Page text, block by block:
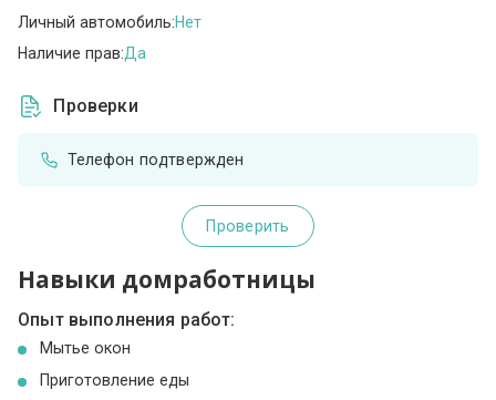
Личный автомобиль:Нет
Наличие прав:Да
Проверки
Телефон подтвержден
Проверить
Навыки домработницы
Опыт выполнения работ:
Мытье окон
Приготовление еды